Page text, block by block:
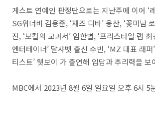
게스트 연예인 판정단으로는 지난주에 이어 ‘
SG워너비 김용준, ‘재즈 디바’ 웅산, ‘꽃미남
진, ‘보컬의 교과서’ 임한별, ‘프리스타일 랩 최
엔터테이너’ 달샤벳 출신 수빈, ‘MZ 대표 래퍼
티스트’ 웻보이 가 출연해 입담과 추리력을 보
MBC에서 2023년 8월 6일 일요일 오후 6시 5